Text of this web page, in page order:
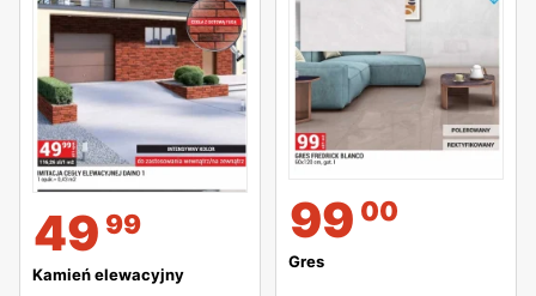
49 99
Kamień elewacyjny
99 00
Gres